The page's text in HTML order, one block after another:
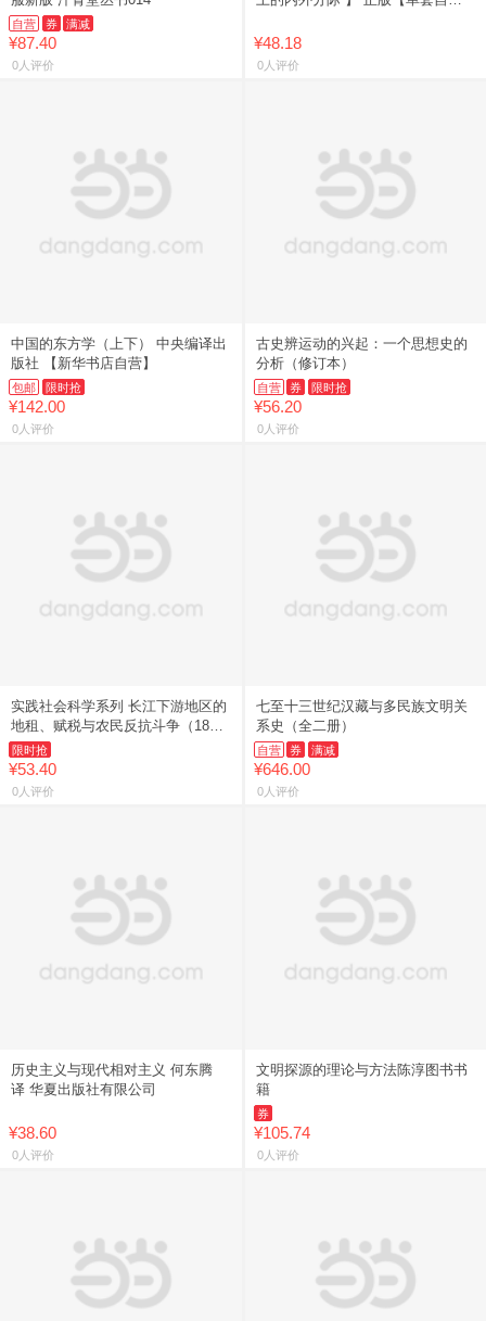
自营 券 满减
¥87.40
0人评价
形塑中国 熔铸华夏 我者与他
¥48.18
0人评价
中国的东方学（上下） 中央编译出
版社 【新华书店自营】
包邮 限时抢
¥142.00
0人评价
古史辨运动的兴起：一个思想史的
分析（修订本）
自营 券 限时抢
¥56.20
0人评价
实践社会科学系列 长江下游地区的
地租、赋税与农民反抗斗争（1840
—1949）
限时抢
¥53.40
0人评价
七至十三世纪汉藏与多民族文明关
系史（全二册）
自营 券 满减
¥646.00
0人评价
历史主义与现代相对主义 何东腾
译 华夏出版社有限公司
¥38.60
0人评价
文明探源的理论与方法陈淳图书书
籍
券
¥105.74
0人评价